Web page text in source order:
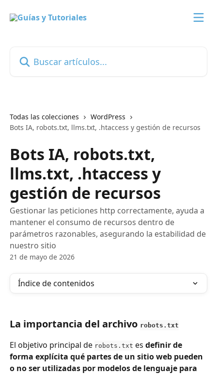
Todas las colecciones
WordPress
Bots IA, robots.txt, llms.txt, .htaccess y gestión de recursos
Bots IA, robots.txt,
llms.txt, .htaccess y
gestión de recursos
Gestionar las peticiones http correctamente, ayuda a
mantener el consumo de recursos dentro de
parámetros razonables, asegurando la estabilidad de
nuestro sitio
21 de mayo de 2026
Índice de contenidos
La importancia del archivo robots.txt
El objetivo principal de robots.txt es definir de
forma explícita qué partes de un sitio web pueden
o no ser utilizadas por modelos de lenguaje para